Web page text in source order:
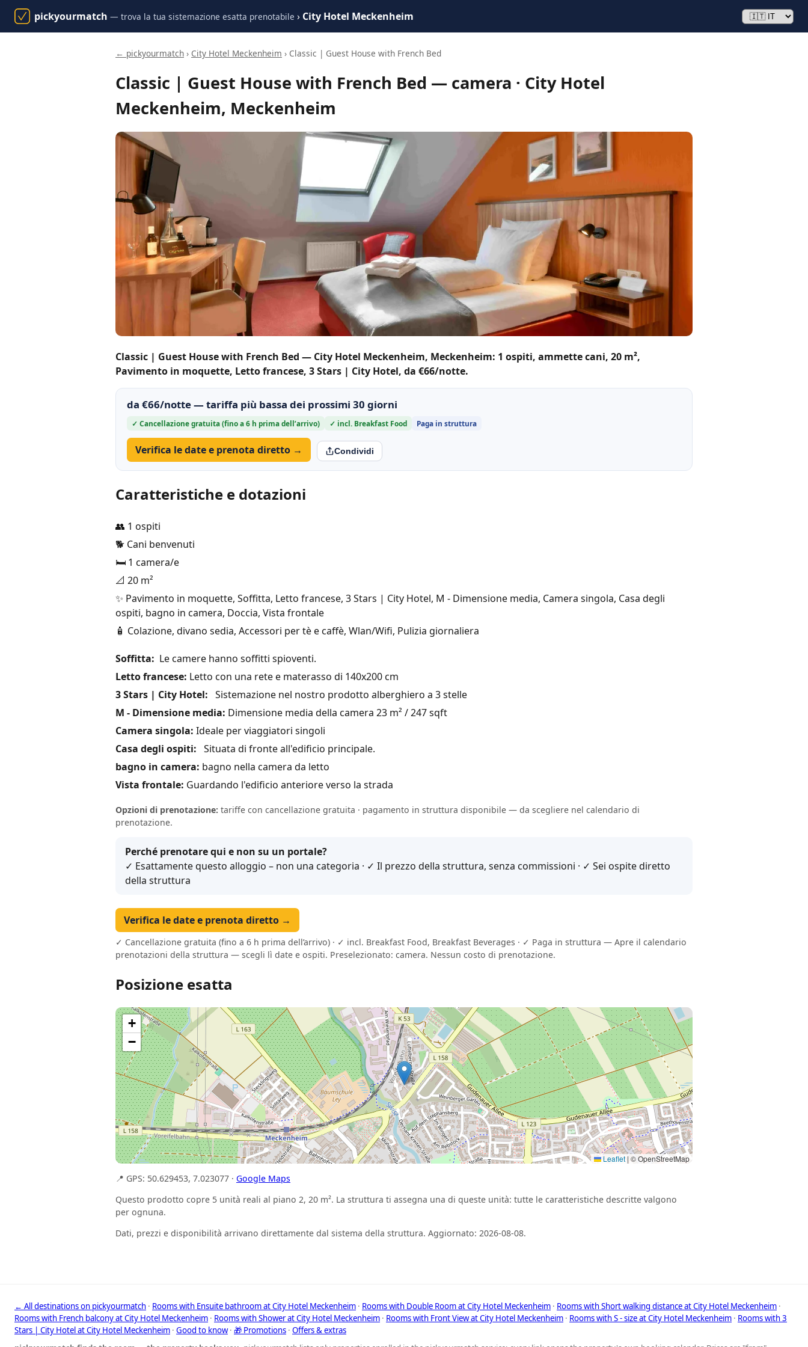
pickyourmatch — trova la tua sistemazione esatta prenotabile › City Hotel Meckenheim
← pickyourmatch › City Hotel Meckenheim › Classic | Guest House with French Bed
Classic | Guest House with French Bed — camera · City Hotel
Meckenheim, Meckenheim
Classic | Guest House with French Bed — City Hotel Meckenheim, Meckenheim: 1 ospiti, ammette cani, 20 m²,
Pavimento in moquette, Letto francese, 3 Stars | City Hotel, da €66/notte.
da €66/notte — tariffa più bassa dei prossimi 30 giorni
✓ Cancellazione gratuita (fino a 6 h prima dell’arrivo) ✓ incl. Breakfast Food Paga in struttura
Verifica le date e prenota diretto → Condividi
Caratteristiche e dotazioni
👥 1 ospiti
🐕 Cani benvenuti
🛏️ 1 camera/e
📐 20 m²
✨ Pavimento in moquette, Soffitta, Letto francese, 3 Stars | City Hotel, M - Dimensione media, Camera singola, Casa degli
ospiti, bagno in camera, Doccia, Vista frontale
🧴 Colazione, divano sedia, Accessori per tè e caffè, Wlan/Wifi, Pulizia giornaliera
Soffitta: Le camere hanno soffitti spioventi.
Letto francese: Letto con una rete e materasso di 140x200 cm
3 Stars | City Hotel: Sistemazione nel nostro prodotto alberghiero a 3 stelle
M - Dimensione media: Dimensione media della camera 23 m² / 247 sqft
Camera singola: Ideale per viaggiatori singoli
Casa degli ospiti: Situata di fronte all'edificio principale.
bagno in camera: bagno nella camera da letto
Vista frontale: Guardando l'edificio anteriore verso la strada
Opzioni di prenotazione: tariffe con cancellazione gratuita · pagamento in struttura disponibile — da scegliere nel calendario di
prenotazione.
Perché prenotare qui e non su un portale?
✓ Esattamente questo alloggio – non una categoria · ✓ Il prezzo della struttura, senza commissioni · ✓ Sei ospite diretto
della struttura
Verifica le date e prenota diretto →
✓ Cancellazione gratuita (fino a 6 h prima dell’arrivo) · ✓ incl. Breakfast Food, Breakfast Beverages · ✓ Paga in struttura — Apre il calendario
prenotazioni della struttura — scegli lì date e ospiti. Preselezionato: camera. Nessun costo di prenotazione.
Posizione esatta
+
−
Leaflet | © OpenStreetMap
📍 GPS: 50.629453, 7.023077 · Google Maps
Questo prodotto copre 5 unità reali al piano 2, 20 m². La struttura ti assegna una di queste unità: tutte le caratteristiche descritte valgono
per ognuna.
Dati, prezzi e disponibilità arrivano direttamente dal sistema della struttura. Aggiornato: 2026-08-08.
← All destinations on pickyourmatch · Rooms with Ensuite bathroom at City Hotel Meckenheim · Rooms with Double Room at City Hotel Meckenheim · Rooms with Short walking distance at City Hotel Meckenheim ·
Rooms with French balcony at City Hotel Meckenheim · Rooms with Shower at City Hotel Meckenheim · Rooms with Front View at City Hotel Meckenheim · Rooms with S - size at City Hotel Meckenheim · Rooms with 3
Stars | City Hotel at City Hotel Meckenheim · Good to know· 🎁 Promotions · Offers & extras